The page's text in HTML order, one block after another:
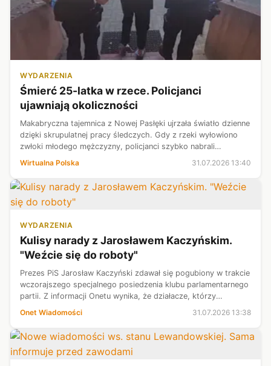
WYDARZENIA
Śmierć 25-latka w rzece. Policjanci
ujawniają okoliczności
Makabryczna tajemnica z Nowej Pasłęki ujrzała światło dzienne
dzięki skrupulatnej pracy śledczych. Gdy z rzeki wyłowiono
zwłoki młodego mężczyzny, policjanci szybko nabrali
podejrzeń, że nie było to zwykłe utonięcie. Krok po kroku
Wirtualna Polska 31.07.2026 13:40
WYDARZENIA
Kulisy narady z Jarosławem Kaczyńskim.
"Weźcie się do roboty"
Prezes PiS Jarosław Kaczyński zdawał się pogubiony w trakcie
wczorajszego specjalnego posiedzenia klubu parlamentarnego
partii. Z informacji Onetu wynika, że działacze, którzy
pozostali przy liderze, nie usłyszeli jasnej instrukcji. Wręcz
Onet Wiadomości 31.07.2026 13:38